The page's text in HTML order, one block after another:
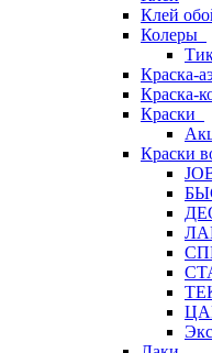
Клей
Колеры
Краска-
Краска-
Краски
Краски